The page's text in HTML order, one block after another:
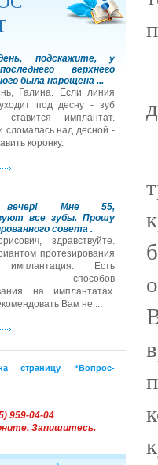
подскажите, у
верхнего
была нарощена ...
Галина. Если линия
под десну - зуб
ставится имплантат.
сломалась над десной -
коронку.
вечер! Мне 55,
все зубы. Прошу
совета .
здравствуйте.
протезирования
имплантация. Есть
способов
на имплантатах.
Вам не ...
страницу “Вопрос-
959-04-04
Запишитесь.